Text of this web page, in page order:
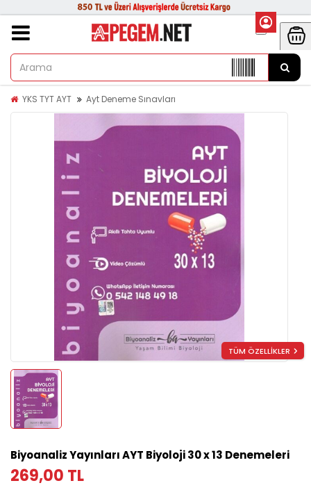
YKS TYT AYT Ayt Deneme Sınavları
TÜM ÖZELLİKLER
Biyoanaliz Yayınları AYT Biyoloji 30 x 13 Denemeleri
269,00 TL